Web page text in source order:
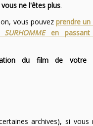
ne l'êtes plus.
vous pouvezprendre
SURHOMMEen passant
du film de
archives), si vous